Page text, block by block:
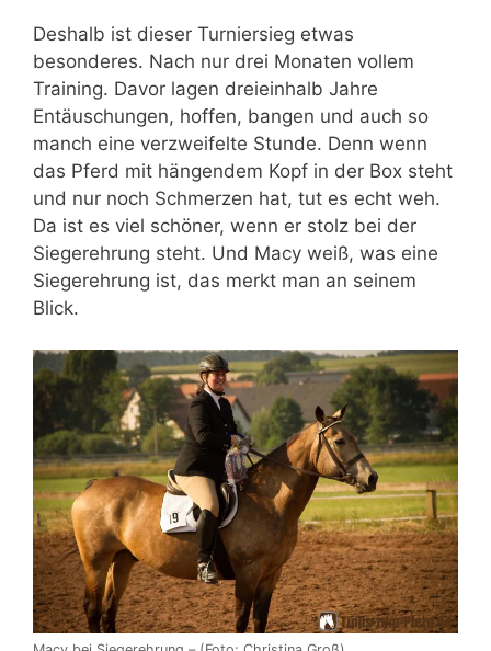
Deshalb ist dieser Turniersieg etwas
besonderes. Nach nur drei Monaten vollem
Training. Davor lagen dreieinhalb Jahre
Entäuschungen, hoffen, bangen und auch so
manch eine verzweifelte Stunde. Denn wenn
das Pferd mit hängendem Kopf in der Box steht
und nur noch Schmerzen hat, tut es echt weh.
Da ist es viel schöner, wenn er stolz bei der
Siegerehrung steht. Und Macy weiß, was eine
Siegerehrung ist, das merkt man an seinem
Blick.